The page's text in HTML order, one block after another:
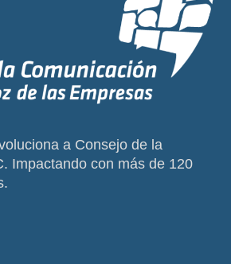
a Consejo de la
Impactando con más de 120